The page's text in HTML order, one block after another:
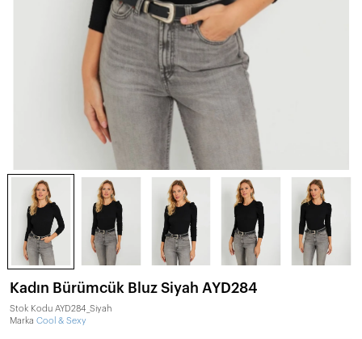
Kadın Bürümcük Bluz Siyah AYD284
Stok Kodu AYD284_Siyah
Marka Cool & Sexy